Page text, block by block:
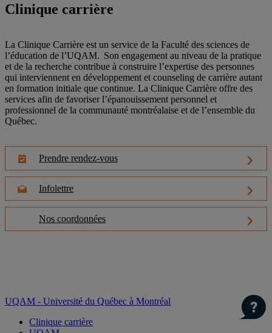
Clinique carrière
La Clinique Carrière est un service de la Faculté des sciences de
l’éducation de l’UQAM. Son engagement au niveau de la pratique
et de la recherche contribue à construire l’expertise des personnes
qui interviennent en développement et counseling de carrière autant
en formation initiale que continue. La Clinique Carrière offre des
services afin de favoriser l’épanouissement personnel et
professionnel de la communauté montréalaise et de l’ensemble du
Québec.
Prendre rendez-vous
Infolettre
Nos coordonnées
UQAM - Université du Québec à Montréal
Clinique carrière